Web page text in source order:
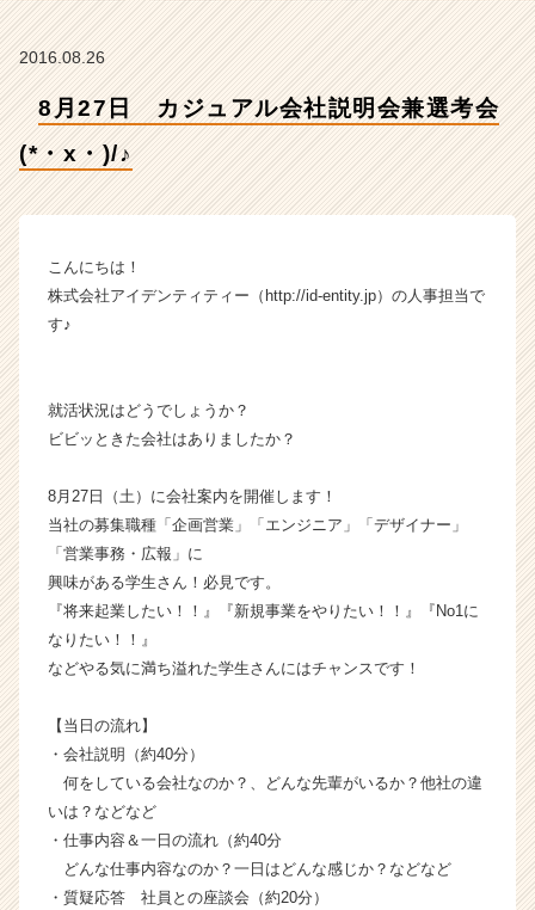
タ
イ
ン
長
企
か
ら
ス
カ
ト
届
サ
チ
ア
キ
2016.08.26
8月27日 カジュアル会社説明会兼選考会
(*・x・)/♪
こんにちは！
株式会社アイデンティティー（http://id-entity.jp）の人事担当で
す♪
就活状況はどうでしょうか？
ビビッときた会社はありましたか？
8月27日（土）に会社案内を開催します！
当社の募集職種「企画営業」「エンジニア」「デザイナー」
「営業事務・広報」に
興味がある学生さん！必見です。
『将来起業したい！！』『新規事業をやりたい！！』『No1に
なりたい！！』
などやる気に満ち溢れた学生さんにはチャンスです！
【当日の流れ】
・会社説明（約40分）
何をしている会社なのか？、どんな先輩がいるか？他社の違
いは？などなど
・仕事内容＆一日の流れ（約40分
どんな仕事内容なのか？一日はどんな感じか？などなど
・質疑応答 社員との座談会（約20分）